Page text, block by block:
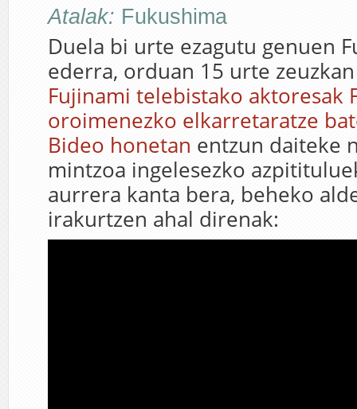
Atalak: Fukushima
Duela bi urte ezagutu genuen
ederra, orduan 15 urte
Fujinami telebistako aktoresak
oroimenezko elkarretaratze
Bideo honetan entzun daiteke
mintzoa ingelesezko
aurrera kanta bera, beheko
irakurtzen ahal direnak: